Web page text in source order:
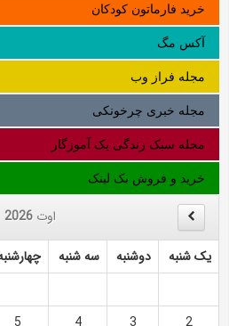
خرید فارماتون کودکان
آکس مگ
مجله فراز وب
مجله خبری چرخونکی
مجله سبک زندگی یک آموزگار
خرید و فروش بک لینک
اوت 2026
یک شنبه دوشنبه سه شنبه چهارشنبه